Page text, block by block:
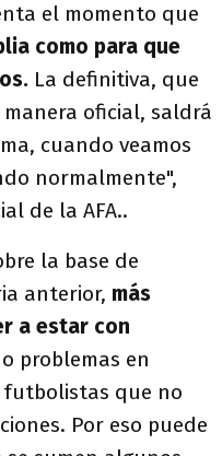
el momento que
como para que
La definitiva, que
oficial, saldrá
cuando veamos
normalmente",
de la AFA..
la base de
anterior, más
a estar con
problemas en
futbolistas que no
Por eso puede